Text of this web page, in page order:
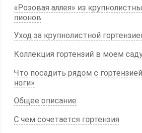
«Розовая аллея» из
пионов
Уход за крупнолистной
Коллекция гортензий в моем
Что посадить рядом с
ноги»
Общее описание
С чем сочетается гортензия